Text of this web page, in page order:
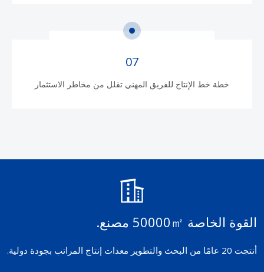
07
خطة خط الإنتاج للفريق المهني تقلل من مخاطر الاستثمار
القوة الخاصة 50000㎡ مصنع.
أنتجت 20 عامًا من البحث والتطوير معدات إنتاج المراتب بجودة دولية.